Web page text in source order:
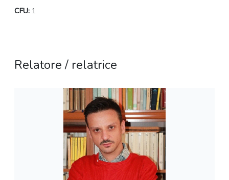
CFU: 1
Relatore / relatrice